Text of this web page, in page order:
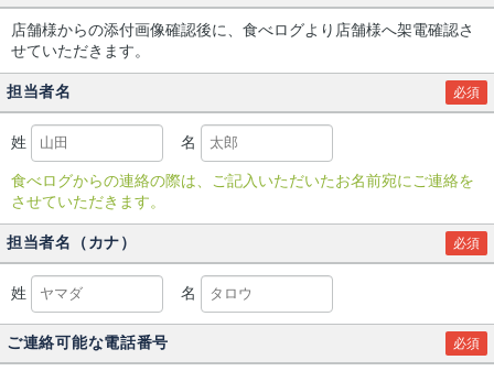
店舗様からの添付画像確認後に、食べログより店舗様へ架電確認さ
せていただきます。
担当者名 必須
姓 名
食べログからの連絡の際は、ご記入いただいたお名前宛にご連絡を
させていただきます。
担当者名（カナ） 必須
姓 名
ご連絡可能な電話番号 必須